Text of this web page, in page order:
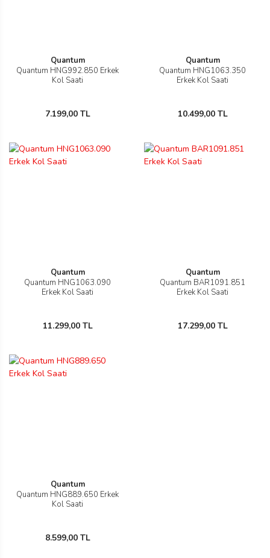
Quantum
Quantum HNG992.850 Erkek
Kol Saati
7.199,00 TL
Quantum
Quantum HNG1063.350
Erkek Kol Saati
10.499,00 TL
Quantum
Quantum HNG1063.090
Erkek Kol Saati
11.299,00 TL
Quantum
Quantum BAR1091.851
Erkek Kol Saati
17.299,00 TL
Quantum
Quantum HNG889.650 Erkek
Kol Saati
8.599,00 TL